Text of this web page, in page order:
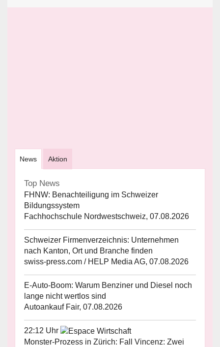
News Aktion
Top News
FHNW: Benachteiligung im Schweizer
Bildungssystem
Fachhochschule Nordwestschweiz, 07.08.2026
Schweizer Firmenverzeichnis: Unternehmen
nach Kanton, Ort und Branche finden
swiss-press.com / HELP Media AG, 07.08.2026
E-Auto-Boom: Warum Benziner und Diesel noch
lange nicht wertlos sind
Autoankauf Fair, 07.08.2026
22:12 Uhr
Monster-Prozess in Zürich: Fall Vincenz: Zwei